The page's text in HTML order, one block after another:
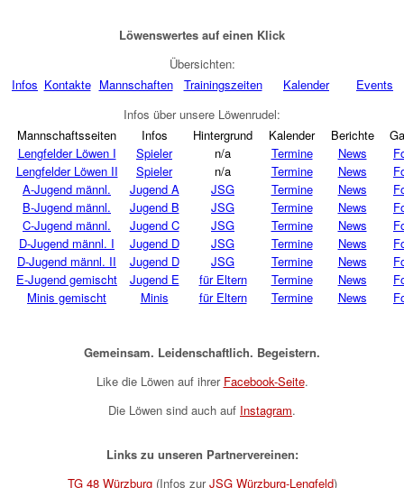
Löwenswertes auf einen Klick
Übersichten:
Infos Kontakte Mannschaften Trainingszeiten Kalender
Events
Infos über unsere Löwenrudel:
Mannschaftsseiten
Infos Hintergrund Kalender Berichte
Lengfelder Löwen I
Spieler n/a Termine News
Lengfelder Löwen II
Spieler n/a Termine News
A-Jugend männl.
Jugend A JSG Termine News
B-Jugend männl.
Jugend B JSG Termine News
C-Jugend männl.
Jugend C JSG Termine News
D-Jugend männl. I
Jugend D JSG Termine News
D-Jugend männl. II
Jugend D JSG Termine News
E-Jugend gemischt
Jugend E für Eltern Termine News
Minis gemischt
Minis für Eltern Termine News
Gemeinsam. Leidenschaftlich. Begeistern.
Like die Löwen auf ihrer Facebook-Seite.
Die Löwen sind auch auf Instagram.
Links zu unseren Partnervereinen:
TG 48 Würzburg(Infos zurJSG Würzburg-Lengfeld)